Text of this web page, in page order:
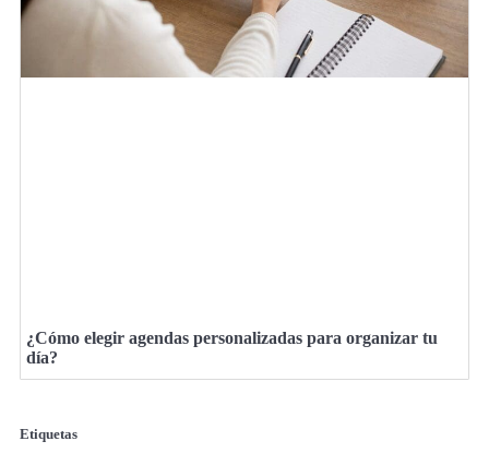
¿Cómo elegir agendas personalizadas para organizar tu
día?
Etiquetas